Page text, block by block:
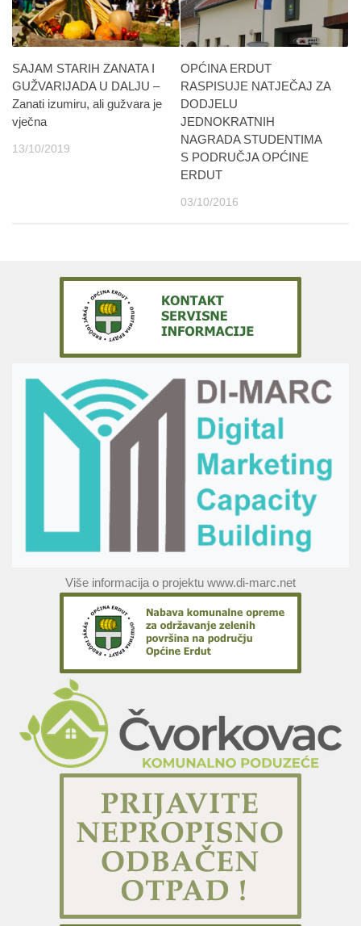
SAJAM STARIH ZANATA I
GUŽVARIJADA U DALJU –
Zanati izumiru, ali gužvara je
vječna
13/10/2019
OPĆINA ERDUT
RASPISUJE NATJEČAJ ZA
DODJELU
JEDNOKRATNIH
NAGRADA STUDENTIMA
S PODRUČJA OPĆINE
ERDUT
03/10/2016
Više informacija o projektu www.di-marc.net